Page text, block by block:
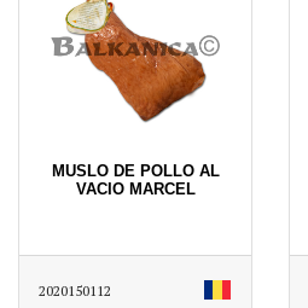
MUSLO DE POLLO AL
VACIO MARCEL
2020150112